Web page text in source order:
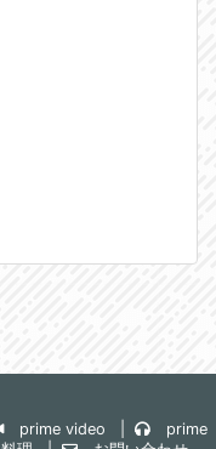
prime video
prime